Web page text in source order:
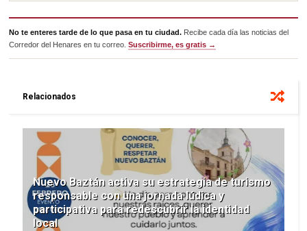
No te enteres tarde de lo que pasa en tu ciudad. Recibe cada día las noticias del
Corredor del Henares en tu correo.Suscribirme, es gratis →
Relacionados
Nuevo Baztán activa su estrategia de turismo
responsable con una jornada lúdica y
participativa para redescubrir la identidad
local